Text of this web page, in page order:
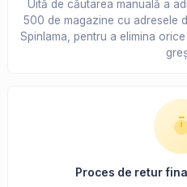
Uită de căutarea manuală a
500 de magazine cu adresele
Spinlama, pentru a elimina
Proces de retur